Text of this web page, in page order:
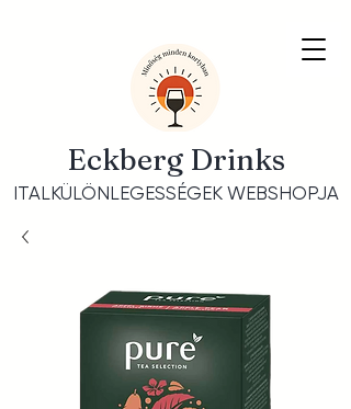
Eckberg Drinks
ITALKÜLÖNLEGESSÉGEK WEBSHOPJA